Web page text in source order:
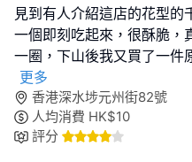
見到有人介紹這店的花型的
一個即刻吃起來，很酥脆，
一圈，下山後我又買了一件
更多
香港深水埗元州街82號
人均消費 HK$10
評分